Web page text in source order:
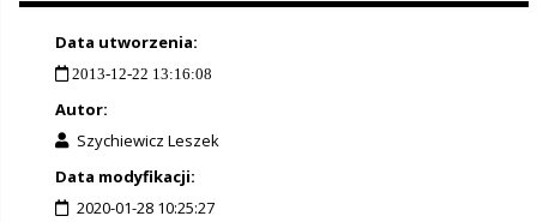
Data utworzenia:
2013-12-22 13:16:08
Autor:
Szychiewicz Leszek
Data modyfikacji:
2020-01-28 10:25:27